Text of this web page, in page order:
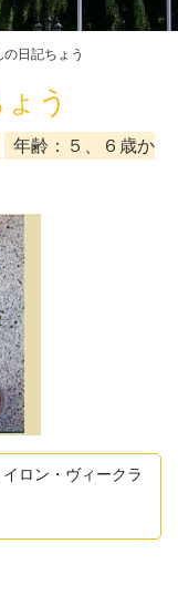
日記ちょう
う
年齢：５、６歳か
ロン・ヴィークラ